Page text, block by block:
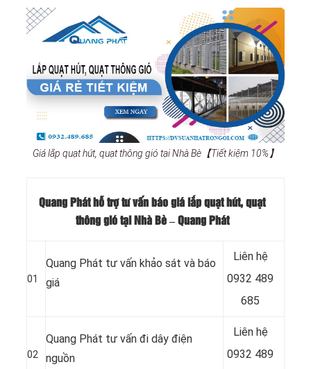
Giá lắp quạt hút, quạt thông gió tại Nhà Bè【Tiết kiệm 10%】
Quang Phát hỗ trợ tư vấn báo giá lắp quạt hút, quạt
thông gió tại Nhà Bè – Quang Phát
01
Quang Phát tư vấn khảo sát và báo
giá
Liên hệ
0932 489
685
02
Quang Phát tư vấn đi dây điện
nguồn
Liên hệ
0932 489